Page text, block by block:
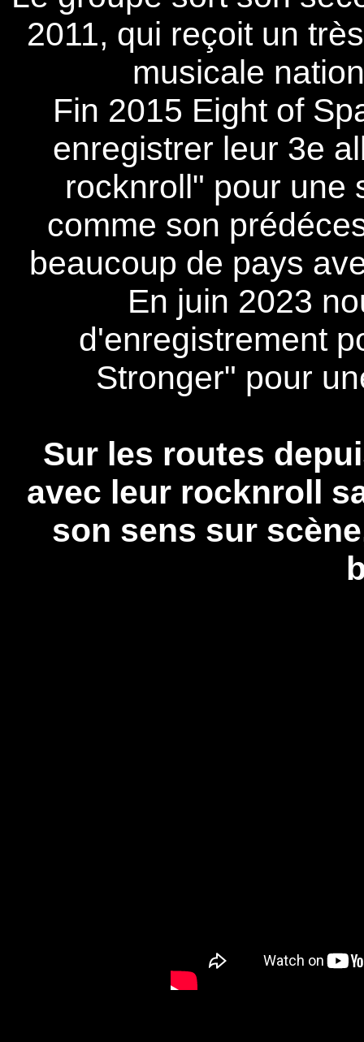
2011, qui reçoit un
musicale
Fin 2015 Eight of
enregistrer leur 3e
rocknroll" pour une
comme son
beaucoup de pays
En juin 2023
d'enregistrement
Stronger" pour
Sur les routes
avec leur rocknroll
son sens sur